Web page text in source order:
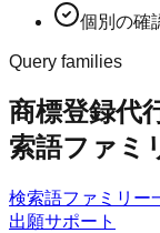
個別の確
Query families
商標登録代
索語ファミ
検索語ファミリー
出願サポート